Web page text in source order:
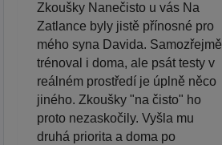
Zkoušky Nanečisto u vás Na
Zatlance byly jistě přínosné pro
mého syna Davida. Samozřejmě
trénoval i doma, ale psát testy v
reálném prostředí je úplně něco
jiného. Zkoušky "na čisto" ho
proto nezaskočily. Vyšla mu
druhá priorita a doma po